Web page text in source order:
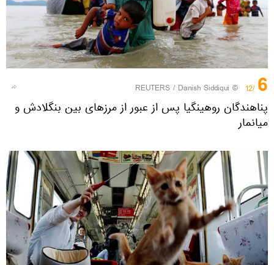
6
/12
©
REUTERS / Danish Siddiqui
پناهندگان روهینگیا پس از عبور از مرزهای بین بنگلادش و
میانمار